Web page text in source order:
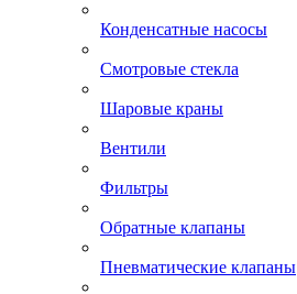
Конденсатные насосы
Смотровые стекла
Шаровые краны
Вентили
Фильтры
Обратные клапаны
Пневматические клапаны